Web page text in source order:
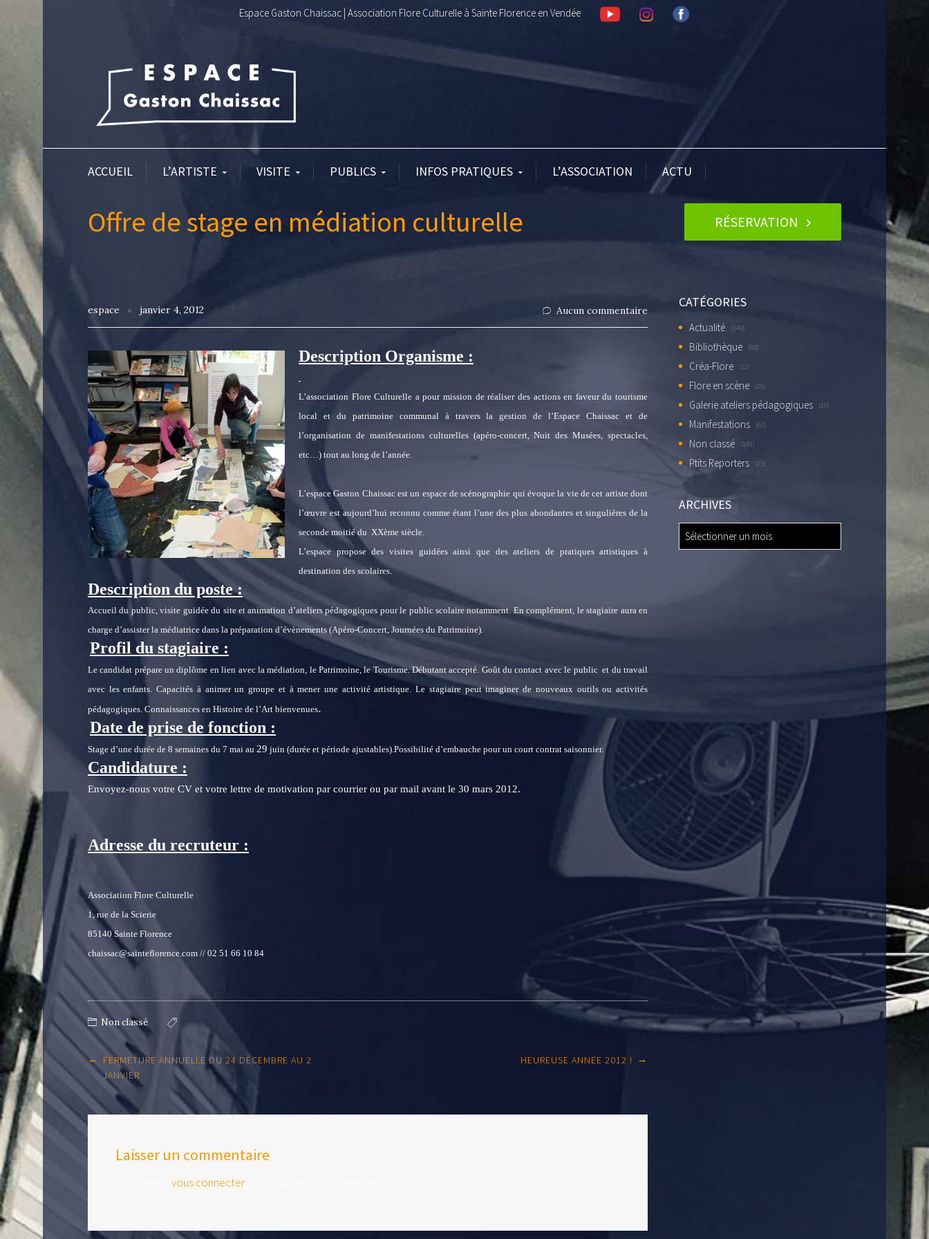
Espace Gaston Chaissac | Association Flore Culturelle à Sainte Florence en Vendée
ACCUEIL L’ARTISTE VISITE PUBLICS INFOS PRATIQUES L’ASSOCIATION ACTU
Offre de stage en médiation culturelle RÉSERVATION
espace janvier 4, 2012 Aucun commentaire
Description Organisme :
L’association Flore Culturelle a pour mission de réaliser des actions en faveur du tourisme
local et du patrimoine communal à travers la gestion de l’Espace Chaissac et de
l’organisation de manifestations culturelles (apéro-concert, Nuit des Musées, spectacles,
etc…) tout au long de l’année.
L’espace Gaston Chaissac est un espace de scénographie qui évoque la vie de cet artiste dont
l’œuvre est aujourd’hui reconnu comme étant l’une des plus abondantes et singulières de la
seconde moitié du XXème siècle.
L’espace propose des visites guidées ainsi que des ateliers de pratiques artistiques à
destination des scolaires.
Description du poste :
Accueil du public, visite guidée du site et animation d’ateliers pédagogiques pour le public scolaire notamment. En complément, le stagiaire aura en
charge d’assister la médiatrice dans la préparation d’évènements (Apéro-Concert, Journées du Patrimoine).
Profil du stagiaire :
Le candidat prépare un diplôme en lien avec la médiation, le Patrimoine, le Tourisme. Débutant accepté. Goût du contact avec le public et du travail
avec les enfants. Capacités à animer un groupe et à mener une activité artistique. Le stagiaire peut imaginer de nouveaux outils ou activités
pédagogiques. Connaissances en Histoire de l’Art bienvenues.
Date de prise de fonction :
Stage d’une durée de 8 semaines du 7 mai au 29 juin (durée et période ajustables).Possibilité d’embauche pour un court contrat saisonnier.
Candidature :
Envoyez-nous votre CV et votre lettre de motivation par courrier ou par mail avant le 30 mars 2012.
Adresse du recruteur :
Association Flore Culturelle
1, rue de la Scierie
85140 Sainte Florence
chaissac@sainteflorence.com // 02 51 66 10 84
Non classé
Post
navigation
←
FERMETURE ANNUELLE DU 24 DÉCEMBRE AU 2
JANVIER
HEUREUSE ANNÉE 2012 ! →
Laisser un commentaire
vous connecter
CATÉGORIES
Actualité (349)
Bibliothèque (60)
Créa-Flore (12)
Flore en scène (26)
Galerie ateliers pédagogiques (10)
Manifestations (67)
Non classé (191)
Ptits Reporters (25)
ARCHIVES
ARCHIVES